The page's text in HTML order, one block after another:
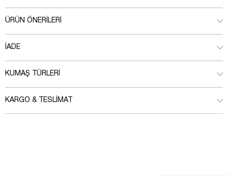
ÜRÜN ÖNERILERI
İADE
KUMAŞ TÜRLERI
KARGO & TESLIMAT